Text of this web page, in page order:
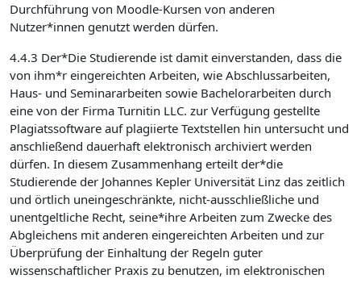
Durchführung von Moodle-Kursen von anderen
Nutzer*innen genutzt werden dürfen.
4.4.3 Der*Die Studierende ist damit einverstanden, dass die
von ihm*r eingereichten Arbeiten, wie Abschlussarbeiten,
Haus- und Seminararbeiten sowie Bachelorarbeiten durch
eine von der Firma Turnitin LLC. zur Verfügung gestellte
Plagiatssoftware auf plagiierte Textstellen hin untersucht und
anschließend dauerhaft elektronisch archiviert werden
dürfen. In diesem Zusammenhang erteilt der*die
Studierende der Johannes Kepler Universität Linz das zeitlich
und örtlich uneingeschränkte, nicht-ausschließliche und
unentgeltliche Recht, seine*ihre Arbeiten zum Zwecke des
Abgleichens mit anderen eingereichten Arbeiten und zur
Überprüfung der Einhaltung der Regeln guter
wissenschaftlicher Praxis zu benutzen, im elektronischen